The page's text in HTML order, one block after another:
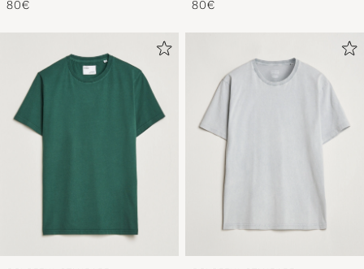
80€ 80€